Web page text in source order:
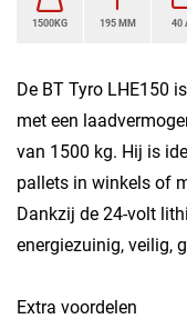
1500KG 195 MM 40
De BT Tyro LHE150
met een
van 1500 kg. Hij is
pallets in winkels of
Dankzij de 24-volt
energiezuinig, veilig,
Extra voordelen